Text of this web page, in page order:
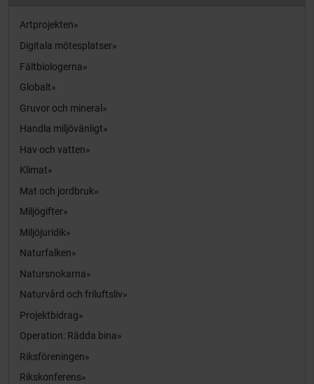
Artprojekten
Digitala mötesplatser
Fältbiologerna
Globalt
Gruvor och mineral
Handla miljövänligt
Hav och vatten
Klimat
Mat och jordbruk
Miljögifter
Miljöjuridik
Naturfalken
Natursnokarna
Naturvård och friluftsliv
Projektbidrag
Operation: Rädda bina
Riksföreningen
Rikskonferens